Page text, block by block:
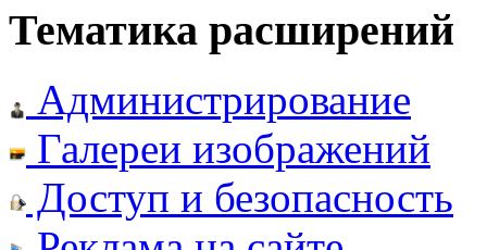
Тематика расширений
Администрирование
Галереи изображений
Доступ и безопасность